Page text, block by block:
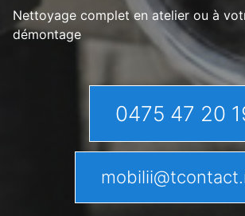
Nettoyage complet en atelier ou à
démontage
0475 47 20